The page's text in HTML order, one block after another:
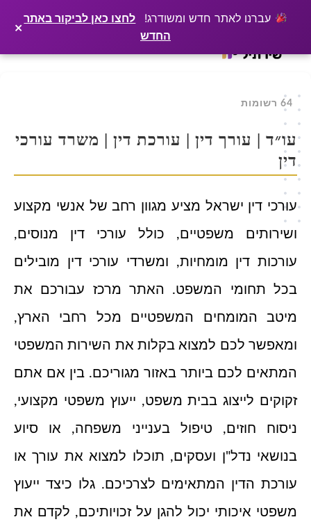
עברנו לאתר חדש ומשודרג!
לחצו כאן לביקור באתר
החדש
×
רוצים שלקוחות ימצאו אתכם בגוגל? שירתיל מפרסמת כתבה מקצועית עליכם פרסמו כתבה ←
to
64 רשומות
עו״ד | עורך דין | עורכת דין | משרד עורכי
דין
עורכי דין ישראל מציע מגוון רחב של אנשי מקצוע
ושירותים משפטיים, כולל עורכי דין מנוסים,
עורכות דין מומחיות, ומשרדי עורכי דין מובילים
בכל תחומי המשפט. האתר מרכז עבורכם את
מיטב המומחים המשפטיים מכל רחבי הארץ,
ומאפשר לכם למצוא בקלות את השירות המשפטי
המתאים לכם ביותר באזור מגוריכם. בין אם אתם
זקוקים לייצוג בבית משפט, ייעוץ משפטי מקצועי,
ניסוח חוזים, טיפול בענייני משפחה, או סיוע
בנושאי נדל"ן ועסקים, תוכלו למצוא את עורך או
עורכת הדין המתאימים לצרכיכם. גלו כיצד ייעוץ
משפטי איכותי יכול להגן על זכויותיכם, לקדם את